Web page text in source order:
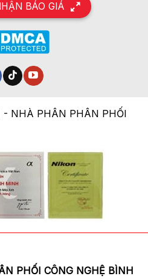
BÁO GIÁ
- NHÀ PHÂN PHÂN PHỐI
PHỐI CÔNG NGHỆ BÌNH